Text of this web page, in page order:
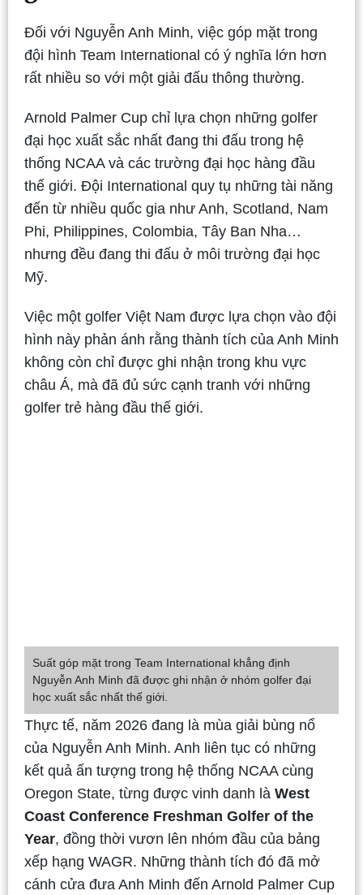
Đối với Nguyễn Anh Minh, việc góp mặt trong
đội hình Team International có ý nghĩa lớn hơn
rất nhiều so với một giải đấu thông thường.
Arnold Palmer Cup chỉ lựa chọn những golfer
đại học xuất sắc nhất đang thi đấu trong hệ
thống NCAA và các trường đại học hàng đầu
thế giới. Đội International quy tụ những tài năng
đến từ nhiều quốc gia như Anh, Scotland, Nam
Phi, Philippines, Colombia, Tây Ban Nha…
nhưng đều đang thi đấu ở môi trường đại học
Mỹ.
Việc một golfer Việt Nam được lựa chọn vào đội
hình này phản ánh rằng thành tích của Anh Minh
không còn chỉ được ghi nhận trong khu vực
châu Á, mà đã đủ sức cạnh tranh với những
golfer trẻ hàng đầu thế giới.
Suất góp mặt trong Team International khẳng định
Nguyễn Anh Minh đã được ghi nhận ở nhóm golfer đại
học xuất sắc nhất thế giới.
Thực tế, năm 2026 đang là mùa giải bùng nổ
của Nguyễn Anh Minh. Anh liên tục có những
kết quả ấn tượng trong hệ thống NCAA cùng
Oregon State, từng được vinh danh là West
Coast Conference Freshman Golfer of the
Year, đồng thời vươn lên nhóm đầu của bảng
xếp hạng WAGR. Những thành tích đó đã mở
cánh cửa đưa Anh Minh đến Arnold Palmer Cup